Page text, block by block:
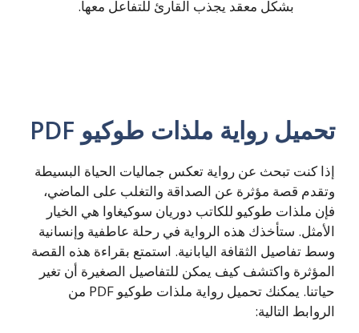
بشكل معقد يجذب القارئ للتفاعل معها.
تحميل رواية ملذات طوكيو PDF
إذا كنت تبحث عن رواية تعكس جماليات الحياة البسيطة
وتقدم قصة مؤثرة عن الصداقة والتغلب على الماضي،
فإن ملذات طوكيو للكاتب دوريان سوكيغاوا هي الخيار
الأمثل. ستأخذك هذه الرواية في رحلة عاطفية وإنسانية
وسط تفاصيل الثقافة اليابانية. استمتع بقراءة هذه القصة
المؤثرة واكتشف كيف يمكن للتفاصيل الصغيرة أن تغير
حياتنا. يمكنك تحميل رواية ملذات طوكيو PDF من
الروابط التالية: